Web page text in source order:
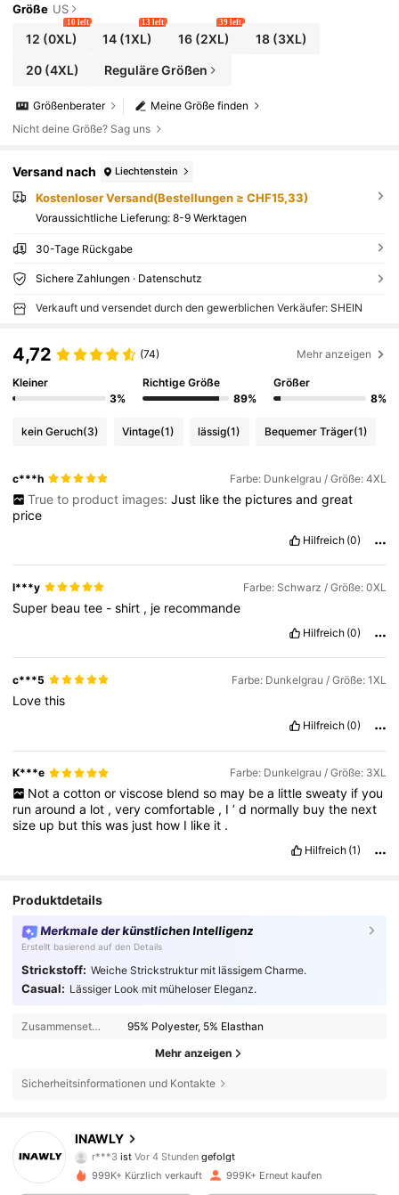
Größe US
12 (0XL)
10 left
14 (1XL)
13 left
16(2XL)
39 left
18(3XL)
20(4XL) Reguläre Größen
Meine Größe finden
Größenberater
Nicht deine Größe? Sag uns
Versand nach Liechtenstein
Kostenloser Versand(Bestellungen ≥ CHF15,33)
Voraussichtliche Lieferung: 8-9 Werktagen
30-Tage Rückgabe
Sichere Zahlungen · Datenschutz
Verkauft und versendet durch den gewerblichen Verkäufer: SHEIN
4,72 (74) Mehr anzeigen
Kleiner
3%
Richtige Größe
89%
Größer
8%
kein Geruch(3) Vintage(1) lässig(1) Bequemer Träger(1)
c***h Farbe: Dunkelgrau / Größe: 4XL
True to product images: Just like the pictures and great
price
Hilfreich (0)
l***y Farbe: Schwarz / Größe: 0XL
Super beautee -shirt , je recommande
Hilfreich (0)
c***5 Farbe: Dunkelgrau / Größe: 1XL
Lovethis
Hilfreich (0)
K***e Farbe: Dunkelgrau / Größe: 3XL
Not a cotton or viscose blend so may be a little sweaty if you
runarounda lot ,verycomfortable , I’d normally buythe next
size up butthiswas just how I like it .
Hilfreich (1)
Produktdetails
Merkmale der künstlichen Intelligenz
Erstellt basierend auf den Details
Strickstoff: Weiche Strickstruktur mit lässigem Charme.
Casual: Lässiger Look mit müheloser Eleganz.
Zusammensetzung: 95% Polyester, 5% Elasthan
Mehr anzeigen
Sicherheitsinformationen und Kontakte
INAWLY
ist
gefolgt
ist am Durchsuchen
4,82
1.1M Follower
999K+ Kürzlich verkauft 999K+ Erneut kaufen